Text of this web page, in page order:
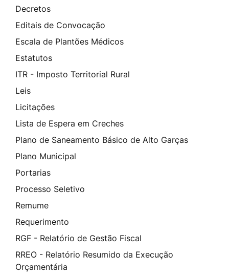
Decretos
Editais de Convocação
Escala de Plantões Médicos
Estatutos
ITR - Imposto Territorial Rural
Leis
Licitações
Lista de Espera em Creches
Plano de Saneamento Básico de Alto Garças
Plano Municipal
Portarias
Processo Seletivo
Remume
Requerimento
RGF - Relatório de Gestão Fiscal
RREO - Relatório Resumido da Execução
Orçamentária